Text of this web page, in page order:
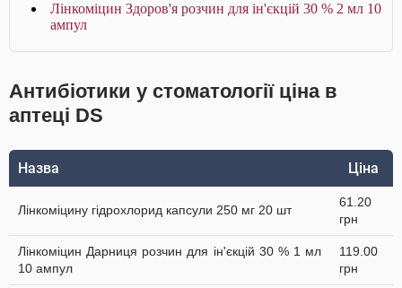
Лінкоміцин Здоров'я розчин для ін'єкцій 30 % 2 мл 10
ампул
Антибіотики у стоматології ціна в
аптеці DS
Назва Ціна
Лінкоміцину гідрохлорид капсули 250 мг 20 шт
61.20
грн
Лінкоміцин Дарниця розчин для ін'єкцій 30 % 1 мл
10 ампул
119.00
грн